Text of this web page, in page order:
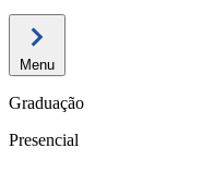
Menu
Graduação
Presencial